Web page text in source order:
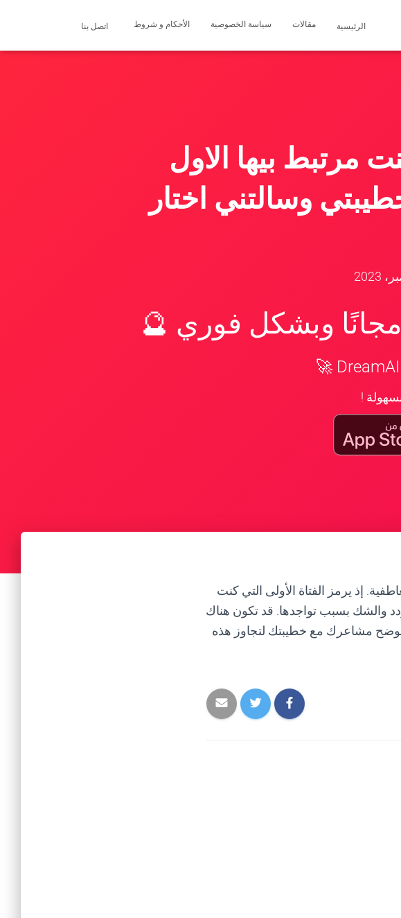
الرئيسية مقالات سياسة الخصوصية الأحكام و شروط اتصل بنا
مرتبط بيها الاول
وسالتني اختار
وبشكل فوري 🔮
!
إذ يرمز الفتاة الأولى التي كنت
والشك بسبب تواجدها. قد تكون هناك
مشاعرك مع خطيبتك لتجاوز هذه